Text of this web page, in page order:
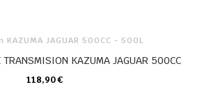
KAZUMA JAGUAR 500CC - 500L
TRANSMISION KAZUMA JAGUAR 500CC
118,90 €
CARRO